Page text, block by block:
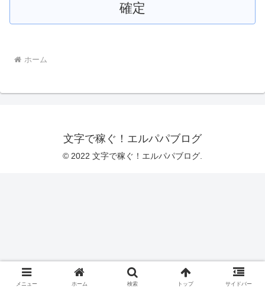
ホーム
文字で稼ぐ！エルパパブログ
© 2022 文字で稼ぐ！エルパパブログ.
メニュー ホーム 検索 トップ サイドバー